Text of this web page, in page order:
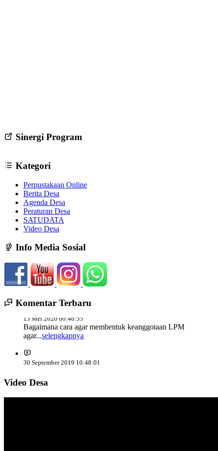
Sinergi Program
Kategori
Perpustakaan Online
Berita Desa
Agenda Desa
Peraturan Desa
SATUDATA
Video Desa
Info Media Sosial
Komentar Terbaru
Bagaimana cara agar membentuk keanggotaan LPM
agar...selengkapnya
30 September 2019 10:48:01
Ijin berkenan terkait saya berprofesi sebagai
21 September 2018 05:04:42
Video Desa